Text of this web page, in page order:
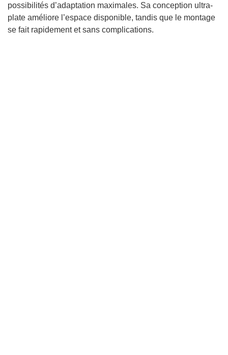
possibilités d’adaptation maximales. Sa conception ultra-
plate améliore l’espace disponible, tandis que le montage
se fait rapidement et sans complications.